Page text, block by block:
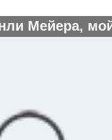
Мейера,